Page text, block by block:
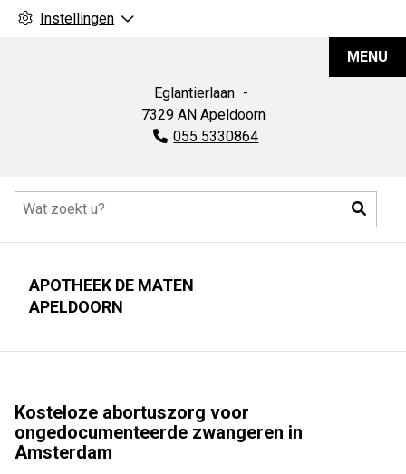
Instellingen
Eglantierlaan
7329 AN Apeldoorn
Tel:
055 5330864
MENU
APOTHEEK DE MATEN
APELDOORN
Kosteloze abortuszorg voor
ongedocumenteerde zwangeren in
Amsterdam